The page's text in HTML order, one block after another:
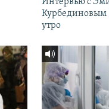
Курбединовым
утро